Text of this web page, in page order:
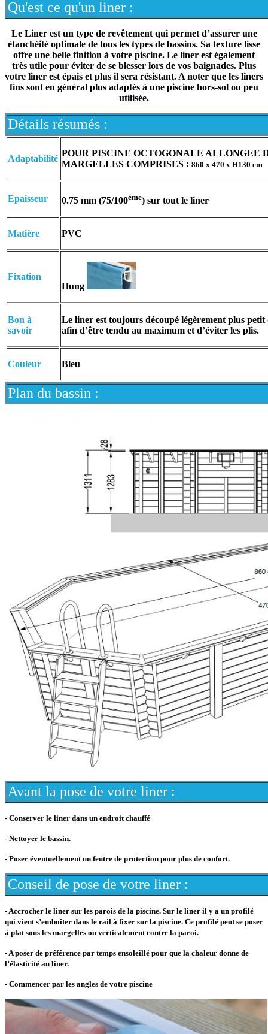
Qu'est ce qu'un liner :
Le Liner est un type de revêtement qui permet d’assurer une
étanchéité optimale de tous les types de bassins. Sa texture lisse
offre une belle finition à votre piscine. Le liner est également
très utile pour éviter de se blesser lors de vos baignades. Plus
votre liner est épais et plus il sera résistant. A noter que les liners
fins sont en général plus adaptés à une piscine hors-sol ou peu
utilisée.
Détails résumés :
Adaptabilité
POUR PISCINE OCTOGONALE ALLONGEE
MARGELLES COMPRISES : 860 x 470 x H130 cm
Epaisseur 0.75 mm (75/100ème) sur tout le liner
Matière PVC
Fixation
Hung
Bon à
savoir
Le liner est toujours découpé légèrement plus petit
afin d’être tendu au maximum et d’éviter les plis.
Couleur Bleu
Plan du bassin :
Avant la pose de votre liner :
- Conserver le liner dans un endroit chauffé
- Nettoyer le bassin.
- Poser éventuellement un feutre de protection pour plus de confort.
Conseil de pose de votre liner :
- Accrocher le liner sur les parois de la piscine. Sur le liner il y a un profilé
qui vient s’emboîter dans le rail à fixer sur la piscine. Ce profilé peut se poser
à plat sous les margelles ou verticalement contre la paroi.
- A poser de préférence par temps ensoleillé pour que la chaleur donne de
l’élasticité au liner.
- Commencer par les angles de votre piscine